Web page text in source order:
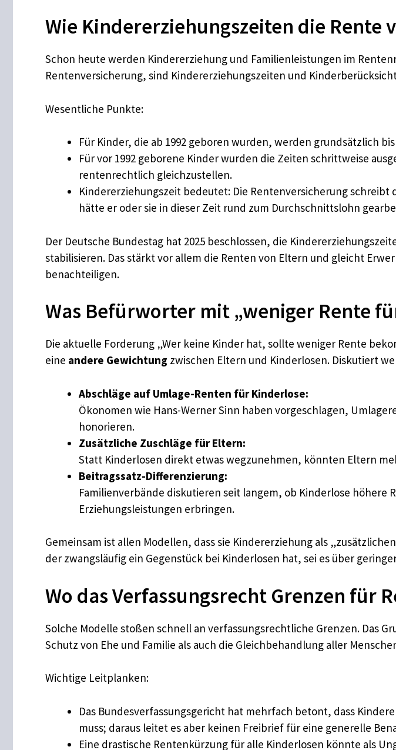
Wie Kindererziehungszeiten die Rente
Schon heute werden Kindererziehung und Familienleistungen im
Rentenversicherung, sind Kindererziehungszeiten und
Wesentliche Punkte:
Für Kinder, die ab 1992 geboren wurden, werden grundsätzlich
Für vor 1992 geborene Kinder wurden die Zeiten schrittweise
rentenrechtlich gleichzustellen.
Kindererziehungszeit bedeutet: Die Rentenversicherung
hätte er oder sie in dieser Zeit rund zum Durchschnittslohn
Der Deutsche Bundestag hat 2025 beschlossen, die
stabilisieren. Das stärkt vor allem die Renten von Eltern und gleicht
benachteiligen.
Was Befürworter mit „weniger Rente
Die aktuelle Forderung „Wer keine Kinder hat, sollte weniger Rente
eine andere Gewichtung zwischen Eltern und Kinderlosen. Diskutiert
Abschläge auf Umlage-Renten für Kinderlose:
Ökonomen wie Hans-Werner Sinn haben vorgeschlagen,
honorieren.
Zusätzliche Zuschläge für Eltern:
Statt Kinderlosen direkt etwas wegzunehmen, könnten Eltern
Beitragssatz-Differenzierung:
Familienverbände diskutieren seit langem, ob Kinderlose
Erziehungsleistungen erbringen.
Gemeinsam ist allen Modellen, dass sie Kindererziehung als
der zwangsläufig ein Gegenstück bei Kinderlosen hat, sei es über
Wo das Verfassungsrecht Grenzen für
Solche Modelle stoßen schnell an verfassungsrechtliche Grenzen. Das
Schutz von Ehe und Familie als auch die Gleichbehandlung aller
Wichtige Leitplanken:
Das Bundesverfassungsgericht hat mehrfach betont, dass
muss; daraus leitet es aber keinen Freibrief für eine generelle
Eine drastische Rentenkürzung für alle Kinderlosen könnte als